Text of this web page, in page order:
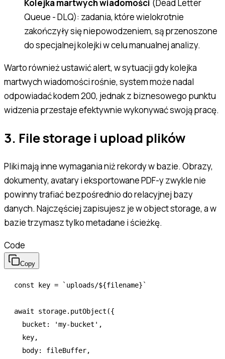
Kolejka martwych wiadomości (Dead Letter
Queue - DLQ): zadania, które wielokrotnie
zakończyły się niepowodzeniem, są przenoszone
do specjalnej kolejki w celu manualnej analizy.
Warto również ustawić alert, w sytuacji gdy kolejka
martwych wiadomości rośnie, system może nadal
odpowiadać kodem 200, jednak z biznesowego punktu
widzenia przestaje efektywnie wykonywać swoją pracę.
3. File storage i upload plików
Pliki mają inne wymagania niż rekordy w bazie. Obrazy,
dokumenty, avatary i eksportowane PDF-y zwykle nie
powinny trafiać bezpośrednio do relacyjnej bazy
danych. Najczęściej zapisujesz je w object storage, a w
bazie trzymasz tylko metadane i ścieżkę.
Code
Copy
const key = `uploads/${filename} `
await storage.putObject ({
  bucket
: 'my-bucket' ,
  key
,
  body
: fileBuffer,